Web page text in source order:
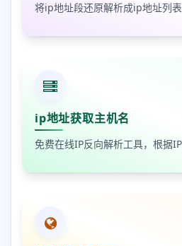
将ip地址段还原解析成ip地址列表
ip地址获取主机名